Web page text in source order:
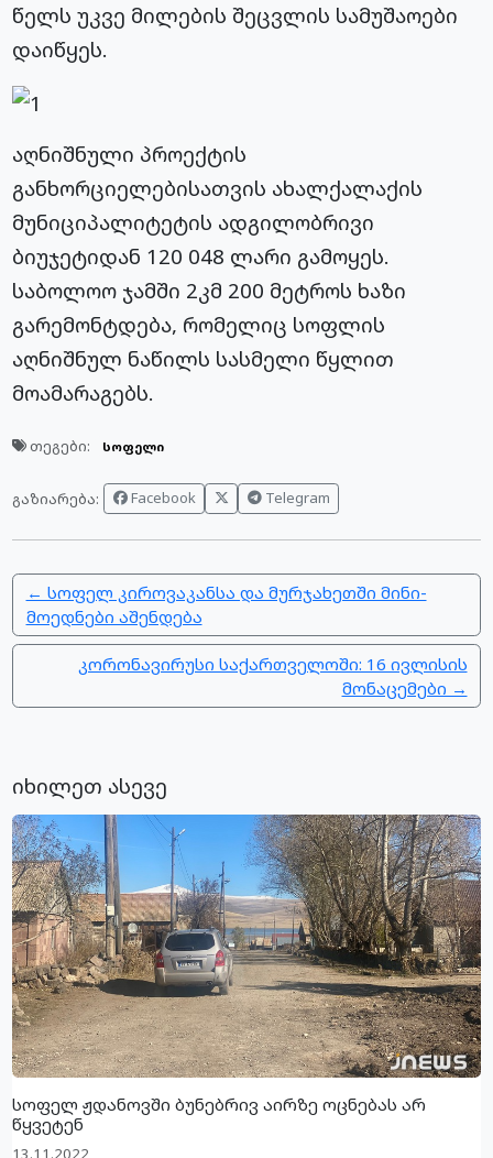
წელს უკვე მილების შეცვლის სამუშაოები
დაიწყეს.
აღნიშნული პროექტის
განხორციელებისათვის ახალქალაქის
მუნიციპალიტეტის ადგილობრივი
ბიუჯეტიდან 120 048 ლარი გამოყეს.
საბოლოო ჯამში 2კმ 200 მეტროს ხაზი
გარემონტდება, რომელიც სოფლის
აღნიშნულ ნაწილს სასმელი წყლით
მოამარაგებს.
თეგები: სოფელი
გაზიარება: Facebook Telegram
← სოფელ კიროვაკანსა და მურჯახეთში მინი-
მოედნები აშენდება
კორონავირუსი საქართველოში: 16 ივლისის
მონაცემები →
იხილეთ ასევე
სოფელ ჟდანოვში ბუნებრივ აირზე ოცნებას არ
წყვეტენ
13.11.2022